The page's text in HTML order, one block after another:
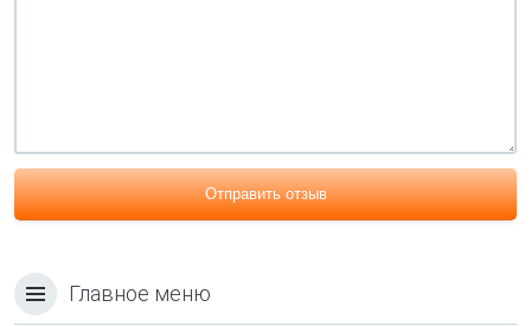
Отправить отзыв
Главное меню